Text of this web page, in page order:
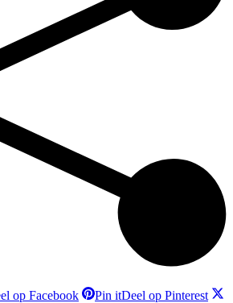
op Facebook Pin itDeel op Pinterest